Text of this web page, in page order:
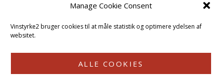
Manage Cookie Consent
Vinstyrke2 bruger cookies til at måle statistik og optimere ydelsen af
websitet.
ALLE COOKIES
Rosévin: Forfriskende bagatel
Rosévin: Sødmen hænger i munden